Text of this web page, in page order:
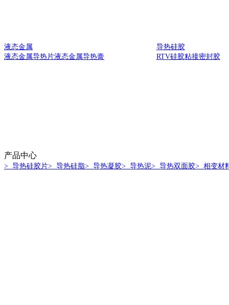
液态金属
液态金属导热片液态金属导热膏
导热硅胶
RTV硅胶粘接密封胶
产品中心
> 导热硅胶片> 导热硅脂> 导热凝胶> 导热泥> 导热双面胶> 相变材